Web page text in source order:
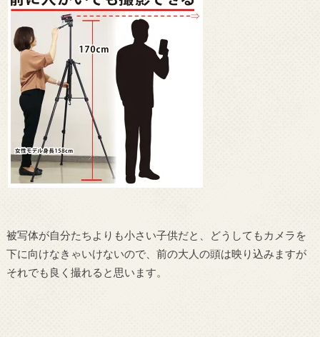
被写体が自分たちよりも小さい子供だと、どうしてもカメラを
下に向けなきゃいけないので、前の大人の頭は映り込みますが
それでも良く撮れると思います。